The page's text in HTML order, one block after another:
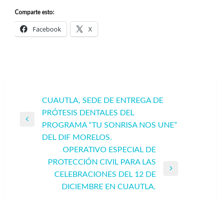
Comparte esto:
Facebook X
Navegación
de
entradas
Entrada
anterior
CUAUTLA, SEDE DE ENTREGA DE
PRÓTESIS DENTALES DEL
PROGRAMA “TU SONRISA NOS UNE”
DEL DIF MORELOS.
OPERATIVO ESPECIAL DE
PROTECCIÓN CIVIL PARA LAS
CELEBRACIONES DEL 12 DE
DICIEMBRE EN CUAUTLA.